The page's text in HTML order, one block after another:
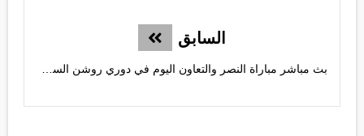
السابق
بث مباشر مباراة النصر والتعاون اليوم في دوري روشن السعودي